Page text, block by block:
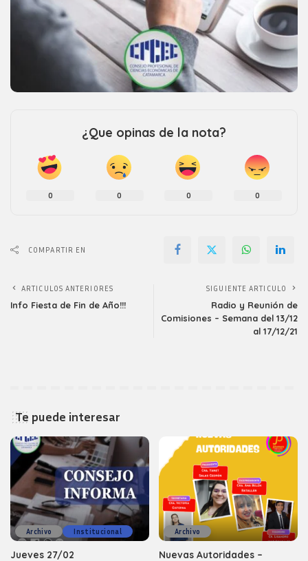
¿Que opinas de la nota?
0 0 0 0
COMPARTIR EN
ARTICULOS ANTERIORES
Info Fiesta de Fin de Año!!!
SIGUIENTE ARTICULO
Radio y Reunión de
Comisiones – Semana del 13/12
al 17/12/21
Te puede interesar
Archivo Institucional
Jueves 27/02
Archivo
Nuevas Autoridades –